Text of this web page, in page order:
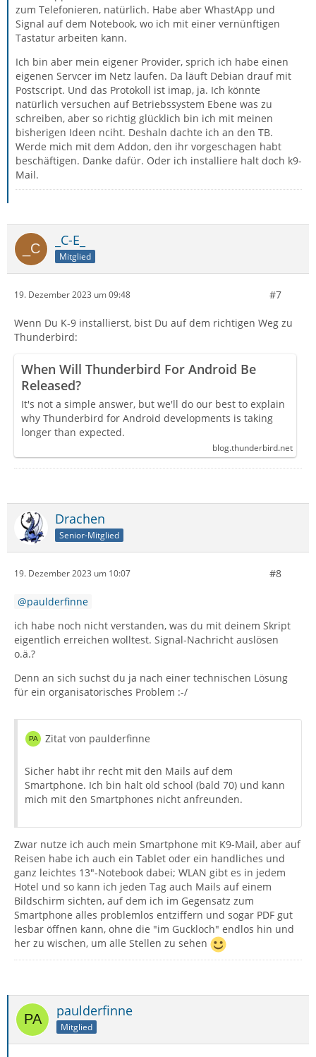
zum Telefonieren, natürlich. Habe aber WhastApp und
Signal auf dem Notebook, wo ich mit einer vernünftigen
Tastatur arbeiten kann.
Ich bin aber mein eigener Provider, sprich ich habe einen
eigenen Servcer im Netz laufen. Da läuft Debian drauf mit
Postscript. Und das Protokoll ist imap, ja. Ich könnte
natürlich versuchen auf Betriebssystem Ebene was zu
schreiben, aber so richtig glücklich bin ich mit meinen
bisherigen Ideen nciht. Deshaln dachte ich an den TB.
Werde mich mit dem Addon, den ihr vorgeschagen habt
beschäftigen. Danke dafür. Oder ich installiere halt doch k9-
Mail.
_C-E_
Mitglied
19. Dezember 2023 um 09:48 #7
Wenn Du K-9 installierst, bist Du auf dem richtigen Weg zu
Thunderbird:
When Will Thunderbird For Android Be
Released?
It's not a simple answer, but we'll do our best to explain
why Thunderbird for Android developments is taking
longer than expected.
blog.thunderbird.net
Drachen
Senior-Mitglied
19. Dezember 2023 um 10:07 #8
paulderfinne
ich habe noch nicht verstanden, was du mit deinem Skript
eigentlich erreichen wolltest. Signal-Nachricht auslösen
o.ä.?
Denn an sich suchst du ja nach einer technischen Lösung
für ein organisatorisches Problem :-/
Zitat von paulderfinne
Sicher habt ihr recht mit den Mails auf dem
Smartphone. Ich bin halt old school (bald 70) und kann
mich mit den Smartphones nicht anfreunden.
Zwar nutze ich auch mein Smartphone mit K9-Mail, aber auf
Reisen habe ich auch ein Tablet oder ein handliches und
ganz leichtes 13"-Notebook dabei; WLAN gibt es in jedem
Hotel und so kann ich jeden Tag auch Mails auf einem
Bildschirm sichten, auf dem ich im Gegensatz zum
Smartphone alles problemlos entziffern und sogar PDF gut
lesbar öffnen kann, ohne die "im Guckloch" endlos hin und
her zu wischen, um alle Stellen zu sehen
paulderfinne
Mitglied